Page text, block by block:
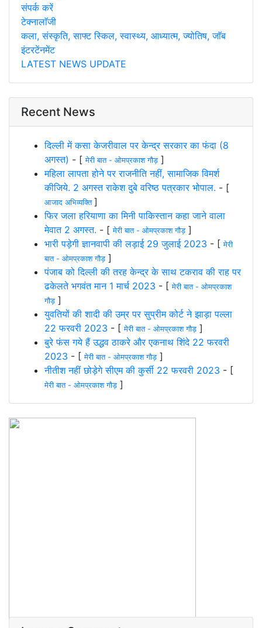
संपर्क करें
टेक्नालाॅजी
कला, संस्कृति, साफ्ट स्किल, स्वास्थ्य, आध्यात्म, ज्योतिष, जाॅब
इंटरटेंनमेंट
LATEST NEWS UPDATE
Recent News
दिल्ली में कसा केजरीवाल पर केन्द्र सरकार का फंदा (8
अगस्त) - [मेरी बात - ओमप्रकाश गौड़ ]
महिला लापता होने पर राजनीति नहीं, सामाजिक विमर्श
कीजिये. 2 अगस्त राकेश दुबे वरिष्ठ पत्रकार भोपाल. - [
आजाद अभिव्यक्ति ]
फिर जला हरियाणा का मिनी पाकिस्तान कहा जाने वाला
मेवात 2 अगस्त. - [मेरी बात - ओमप्रकाश गौड़ ]
भारी पड़ेगी ज्ञानवापी की लड़ाई 29 जुलाई 2023 - [मेरी
बात - ओमप्रकाश गौड़ ]
पंजाब को दिल्ली की तरह केन्द्र के साथ टकराव की राह पर
ढकेलते भगवंत मान 1 मार्च 2023 - [मेरी बात - ओमप्रकाश
गौड़ ]
युवतियों की शादी की उम्र पर सुप्रीम कोर्ट ने झाड़ा पल्ला
22 फरवरी 2023 - [मेरी बात - ओमप्रकाश गौड़ ]
बुरे फंस गये हैं उद्धव ठाकरे और एकनाथ शिंदे 22 फरवरी
2023 - [मेरी बात - ओमप्रकाश गौड़ ]
नीतीश नहीं छोड़ेगे सीएम की कुर्सी 22 फरवरी 2023 - [
मेरी बात - ओमप्रकाश गौड़ ]